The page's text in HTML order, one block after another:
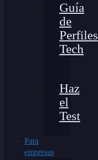
Guía
de
Perfiles
Tech
Haz
el
Test
Para
empresas